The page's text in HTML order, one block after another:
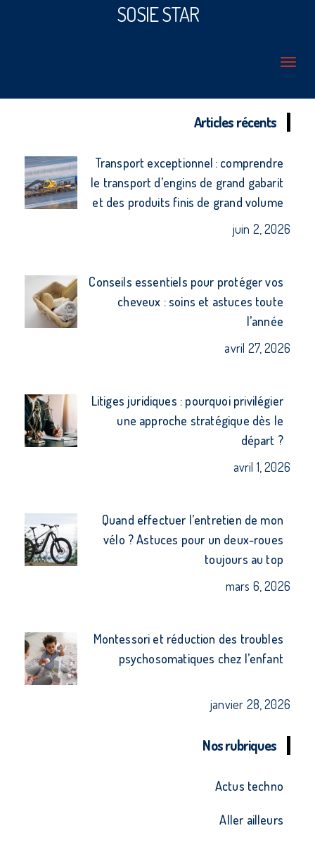
SOSIE STAR
Articles récents
Transport exceptionnel : comprendre
le transport d’engins de grand gabarit
et des produits finis de grand volume
juin 2, 2026
Conseils essentiels pour protéger vos
cheveux : soins et astuces toute
l’année
avril 27, 2026
Litiges juridiques : pourquoi privilégier
une approche stratégique dès le
départ ?
avril 1, 2026
Quand effectuer l’entretien de mon
vélo ? Astuces pour un deux-roues
toujours au top
mars 6, 2026
Montessori et réduction des troubles
psychosomatiques chez l’enfant
janvier 28, 2026
Nos rubriques
Actus techno
Aller ailleurs